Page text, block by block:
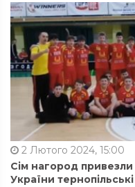
2 Лютого 2024, 15:00
Сім нагород
України